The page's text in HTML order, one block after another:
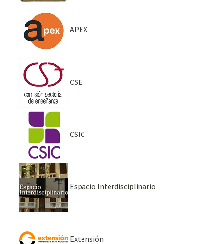
APEX
CSE
CSIC
Espacio Interdisciplinario
Extensión